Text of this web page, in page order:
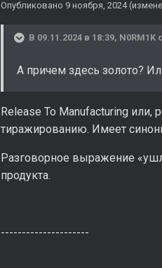
Опубликовано 9 ноября, 2024
В 09.11.2024 в 18:39, N0RM1K
А причем здесь золото?
Release To Manufacturing или,
тиражированию. Имеет
Разговорное выражение
продукта.
---------------------